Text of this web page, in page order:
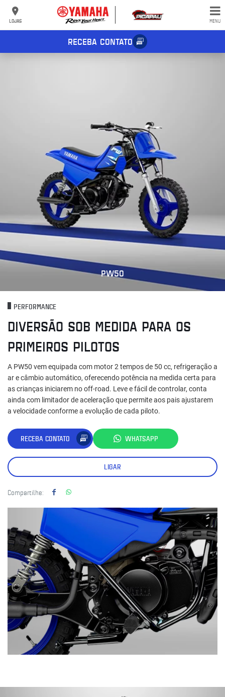
LOJAS MENU
RECEBA CONTATO
PW50
PERFORMANCE
DIVERSÃO SOB MEDIDA PARA OS
PRIMEIROS PILOTOS
A PW50 vem equipada com motor 2 tempos de 50 cc, refrigeração a
ar e câmbio automático, oferecendo potência na medida certa para
as crianças iniciarem no off-road. Leve e fácil de controlar, conta
ainda com limitador de aceleração que permite aos pais ajustarem
a velocidade conforme a evolução de cada piloto.
RECEBA CONTATO WHATSAPP
LIGAR
Compartilhe: